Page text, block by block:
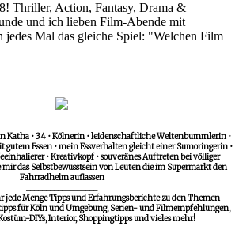
Thriller, Action, Fantasy, Drama &
und ich lieben Film-Abende mit
jedes Mal das gleiche Spiel: "Welchen Film
Katha • 34 • Kölnerin • leidenschaftliche Weltenbummlerin •
Essen • mein Essverhalten gleicht einer Sumoringerin •
• Kreativkopf • souveränes Auftreten bei völliger
das Selbstbewusstsein von Leuten die im Supermarkt den
Fahrradhelm auflassen
__________________
jede Menge Tipps und Erfahrungsberichte zu den Themen
für Köln und Umgebung, Serien- und Filmempfehlungen,
DIYs, Interior, Shoppingtipps und vieles mehr!